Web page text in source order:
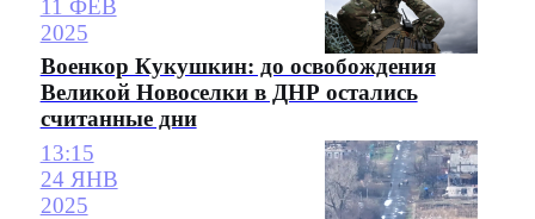
11 ФЕВ
2025
Военкор Кукушкин: до освобождения
Великой Новоселки в ДНР остались
считанные дни
13:15
24 ЯНВ
2025